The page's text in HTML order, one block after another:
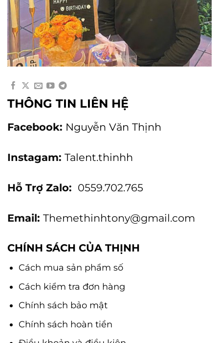
THÔNG TIN LIÊN HỆ
Facebook: Nguyễn Văn Thịnh
Instagam: Talent.thinhh
Hỗ Trợ Zalo: 0559.702.765
Email: Themethinhtony@gmail.com
CHÍNH SÁCH CỦA THỊNH
Cách mua sản phẩm số
Cách kiểm tra đơn hàng
Chính sách bảo mật
Chính sách hoàn tiền